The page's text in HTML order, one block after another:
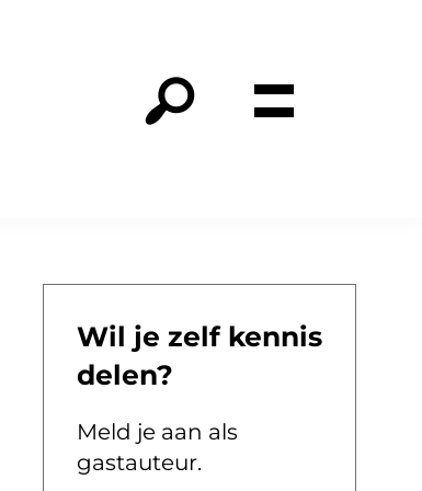
Wil je zelf kennis
delen?
Meld je aan als
gastauteur.